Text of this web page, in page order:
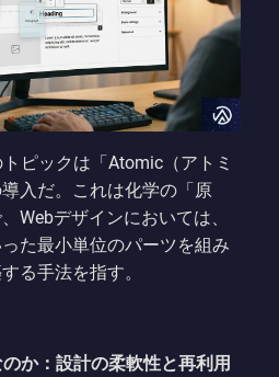
ピックは「Atomic（アトミ
入だ。これは化学の「原
Webデザインにおいては、
た最小単位のパーツを組み
る手法を指す。
か：設計の柔軟性と再利用